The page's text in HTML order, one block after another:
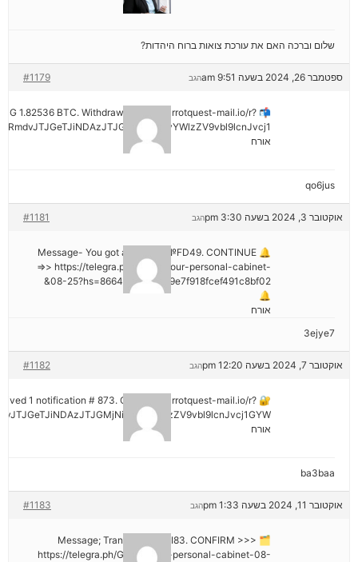
שלום וברכה האם את עורכת צואות ברוח היהדות?
ספטמבר 26, 2024 בשעה 9:51 am #1179 הגב
1.82536 BTC. Withdraw =>> out.carrotquest-mail.io/r?
אורח
qo6jus
אוקטובר 3, 2024 בשעה 3:30 pm #1181 הגב
🔔 Message- You got a transfer №FD49. CONTINUE
=>> https://telegra.ph/Go-to-your-personal-cabinet-
08-25?hs=8664c520642b9e7f918fcef491c8bf02&
🔔
אורח
3ejye7
אוקטובר 7, 2024 בשעה 12:20 pm #1182 הגב
1 notification # 873. Go > out.carrotquest-mail.io/r?
אורח
ba3baa
אוקטובר 11, 2024 בשעה 1:33 pm #1183 הגב
🗂 Message; Transaction #KI83. CONFIRM >>>
https://telegra.ph/Go-to-your-personal-cabinet-08-